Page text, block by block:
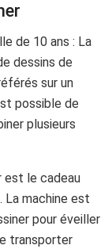
de 10 ans : La
dessins de
sur un
possible de
plusieurs
est le cadeau
La machine est
pour éveiller
transporter